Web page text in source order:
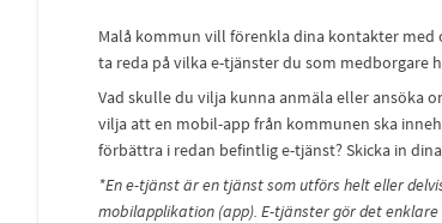
Malå kommun vill förenkla dina kontakter med
ta reda på vilka e-tjänster du som medborgare
Vad skulle du vilja kunna anmäla eller ansöka
vilja att en mobil-app från kommunen ska
förbättra i redan befintlig e-tjänst? Skicka in
*En e-tjänst är en tjänst som utförs helt eller
mobilapplikation (app). E-tjänster gör det